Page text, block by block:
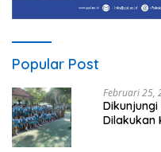
Popular Post
Februari 25,
Dikunjungi
Dilakukan